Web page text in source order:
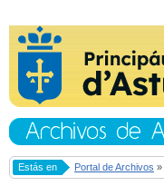
Estás en Portal de Archivos »